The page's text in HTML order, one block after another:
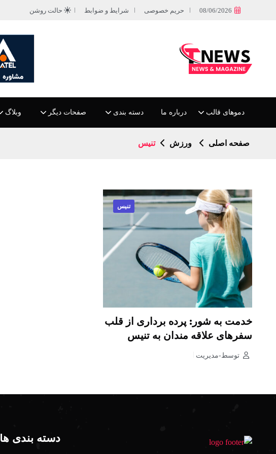
08/06/2026 حریم خصوصی شرایط و ضوابط حالت روشن
دموهای قالب درباره ما دسته بندی صفحات دیگر وبلاگ
صفحه اصلی ورزش تنیس
تنیس
خدمت به شور: پرده برداری از قلب
سفرهای علاقه مندان به تنیس
توسط-مدیریت
دسته بندی ها